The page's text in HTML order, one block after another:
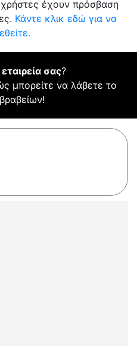
έχουν πρόσβαση
Κάντε κλικ εδώ για να
σας?
μπορείτε να λάβετε το